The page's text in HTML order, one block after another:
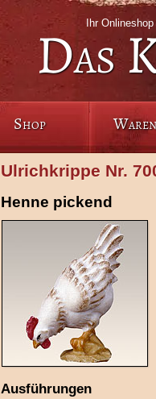
Ihr
Das
Shop
Ulrichkrippe Nr.
Henne pickend
Ausführungen